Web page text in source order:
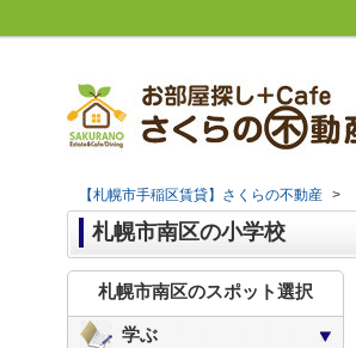
【札幌市手稲区賃貸】さくらの不動産 >
札幌市南区の小学校
札幌市南区のスポット選択
学ぶ